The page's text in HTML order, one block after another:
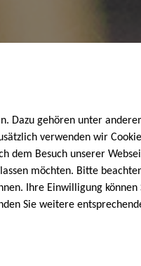
Dazu gehören unter
verwenden wir
dem Besuch unserer
möchten. Bitte
Ihre Einwilligung können
Sie weitere